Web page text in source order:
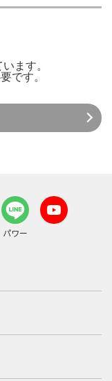
ます。
です。
パワー